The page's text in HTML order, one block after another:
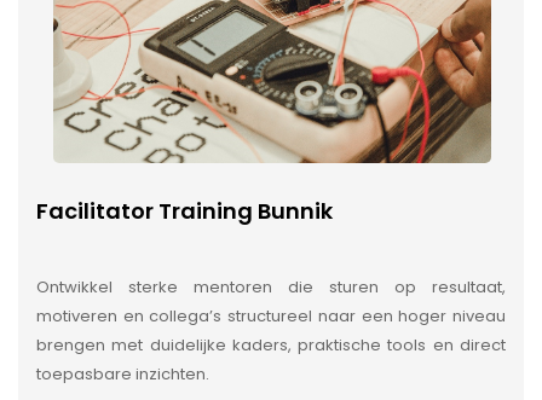
Facilitator Training Bunnik
Ontwikkel sterke mentoren die sturen op resultaat,
motiveren en collega’s structureel naar een hoger niveau
brengen met duidelijke kaders, praktische tools en direct
toepasbare inzichten.